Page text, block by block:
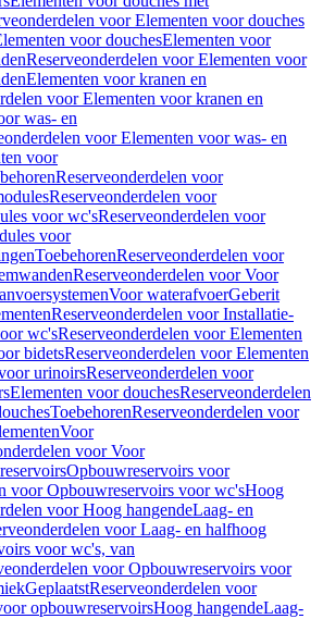
voor Elementen voor douches
voor douchesElementen voor
Reserveonderdelen voor Elementen voor
Elementen voor kranen en
voor Elementen voor kranen en
was- en
voor Elementen voor was- en
voor
Reserveonderdelen voor
Reserveonderdelen voor
voor wc'sReserveonderdelen voor
voor
ToebehorenReserveonderdelen voor
Reserveonderdelen voor Voor
Voor waterafvoerGeberit
Reserveonderdelen voor Installatie-
wc'sReserveonderdelen voor Elementen
bidetsReserveonderdelen voor Elementen
urinoirsReserveonderdelen voor
Elementen voor douchesReserveonderdelen
ToebehorenReserveonderdelen voor
Voor
voor Voor
Opbouwreservoirs voor
voor Opbouwreservoirs voor wc'sHoog
voor Hoog hangendeLaag- en
voor Laag- en halfhoog
voor wc's, van
voor Opbouwreservoirs voor
GeplaatstReserveonderdelen voor
opbouwreservoirsHoog hangendeLaag-